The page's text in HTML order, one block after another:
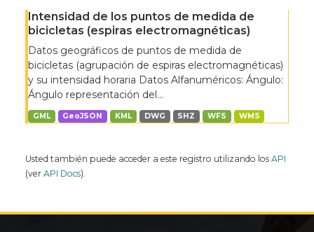
Intensidad de los puntos de medida de
bicicletas (espiras electromagnéticas)
Datos geográficos de puntos de medida de
bicicletas (agrupación de espiras electromagnéticas)
y su intensidad horaria Datos Alfanuméricos: Ángulo:
Ángulo representación del...
GML GeoJSON KML DWG SHZ WFS WMS
Usted también puede acceder a este registro utilizando los API
(ver API Docs).